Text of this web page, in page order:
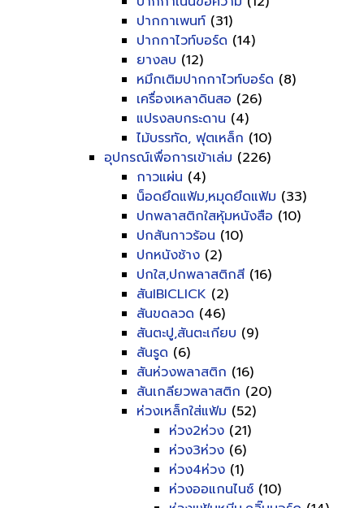
ปากกาเพนท์ (31)
ปากกาไวท์บอร์ด (14)
ยางลบ (12)
หมึกเติมปากกาไวท์บอร์ด (8)
เครื่องเหลาดินสอ (26)
แปรงลบกระดาน (4)
ไม้บรรทัด, ฟุตเหล็ก (10)
อุปกรณ์เพื่อการเข้าเล่ม (226)
กาวแผ่น (4)
น็อดยึดแฟ้ม,หมุดยึดแฟ้ม (33)
ปกพลาสติกใสหุ้มหนังสือ (10)
ปกสันกาวร้อน (10)
ปกหนังช้าง (2)
ปกใส,ปกพลาสติกสี (16)
สันIBICLICK (2)
สันขดลวด (46)
สันตะปู,สันตะเกียบ (9)
สันรูด (6)
สันห่วงพลาสติก (16)
สันเกลียวพลาสติก (20)
ห่วงเหล็กใส่แฟ้ม (52)
ห่วง2ห่วง (21)
ห่วง3ห่วง (6)
ห่วง4ห่วง (1)
ห่วงออแกนไนซ์ (10)